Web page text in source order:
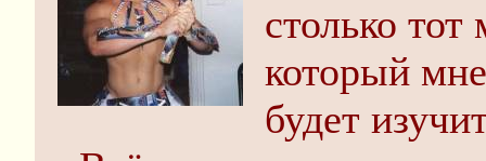
столько
который
будет